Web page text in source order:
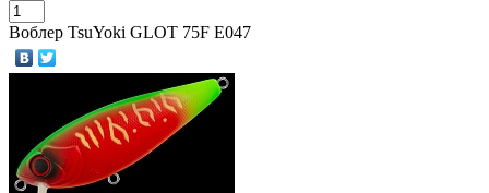
Воблер TsuYoki GLOT 75F E047